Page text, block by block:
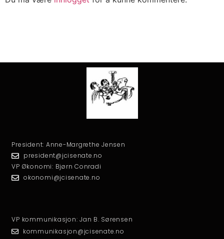
President: Anne-Margrethe Jensen
president@jcisenate.no
VP Økonomi: Bjørn Conradi
okonomi@jcisenate.no
VP kommunikasjon: Jan B. Sørensen
kommunikasjon@jcisenate.no